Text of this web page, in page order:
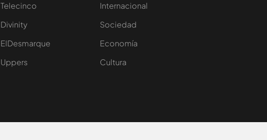
Telecinco
Divinity
ElDesmarque
Uppers
Internacional
Sociedad
Economía
Cultura